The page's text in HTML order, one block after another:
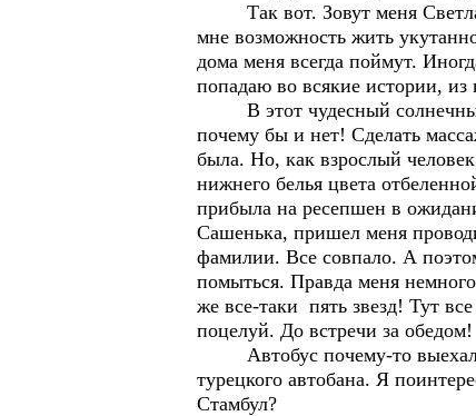
Так вот. Зовут меня
мне возможность жить
дома меня всегда поймут.
попадаю во всякие истории,
В этот чудесный солнечный
почему бы и нет! Сделать
была. Но, как взрослый
нижнего белья цвета
прибыла на ресепшен в
Сашенька, пришел меня
фамилии. Все совпало. А
помыться. Правда меня
же все-таки пять звезд! Тут
поцелуй. До встречи за обедом!
Автобус почему-то выехал
турецкого автобана. Я
Стамбул?